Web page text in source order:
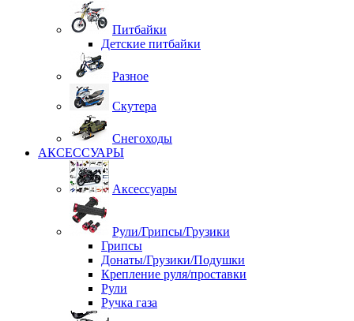
Питбайки
Детские питбайки
Разное
Скутера
Снегоходы
АКСЕССУАРЫ
Аксессуары
Рули/Грипсы/Грузики
Грипсы
Донаты/Грузики/Подушки
Крепление руля/проставки
Рули
Ручка газа